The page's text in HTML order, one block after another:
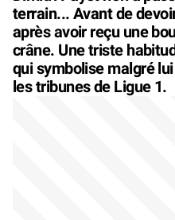
terrain... Avant de
après avoir reçu une
crâne. Une triste
qui symbolise malgré
les tribunes de Ligue 1.